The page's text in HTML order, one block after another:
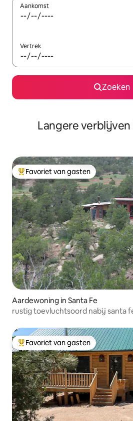
Aankomst
Vertrek
Zoeken
Langere
Topfavoriet van gasten
Favoriet van gasten
Aardewoning in Santa Fe
rustig toevluchtsoord nabij santa
Topfavoriet van gasten
Favoriet van gasten